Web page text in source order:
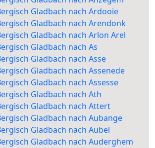
Gladbach nach Ardooie
Gladbach nach Arendonk
Gladbach nach Arlon Arel
Gladbach nach As
Gladbach nach Asse
Gladbach nach Assenede
Gladbach nach Assesse
Gladbach nach Ath
Gladbach nach Attert
Gladbach nach Aubange
Gladbach nach Aubel
Gladbach nach Auderghem